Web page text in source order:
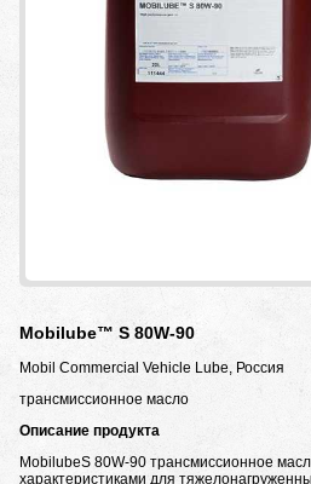
Mobilube™ S 80W-90
Mobil Commercial Vehicle Lube, Россия
трансмиссионное масло
Описание продукта
MobilubeS 80W-90 трансмиссионное
характеристиками для